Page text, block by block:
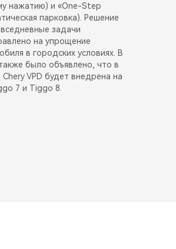
нажатию) и «One-Step
парковка). Решение
задачи
на упрощение
в городских условиях. В
было объявлено, что в
VPD будет внедрена на
7 и Tiggo 8.